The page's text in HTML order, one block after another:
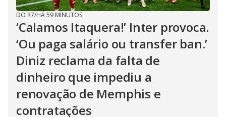
DO R7/HÁ 59 MINUTOS
‘Calamos Itaquera!’ Inter provoca.
‘Ou paga salário ou transfer ban.’
Diniz reclama da falta de
dinheiro que impediu a
renovação de Memphis e
contratações